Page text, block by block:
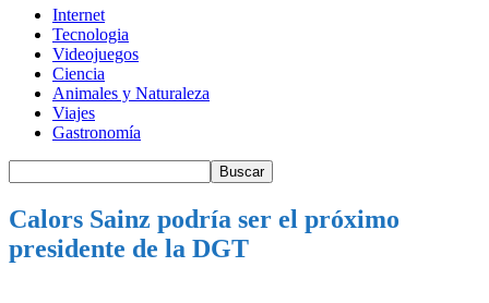
Internet
Tecnologia
Videojuegos
Ciencia
Animales y Naturaleza
Viajes
Gastronomía
Calors Sainz podría ser el próximo
presidente de la DGT